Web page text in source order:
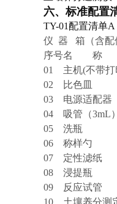
六、标准配置
TY-01配置清单
仪 器 箱（含配
序号名 称
01
主机(不带
02
比色皿
03
电源适配器
04
吸管（3mL）
05
洗瓶
06
称样勺
07
定性滤纸
08
浸提瓶
09
反应试管
10
土壤养分测